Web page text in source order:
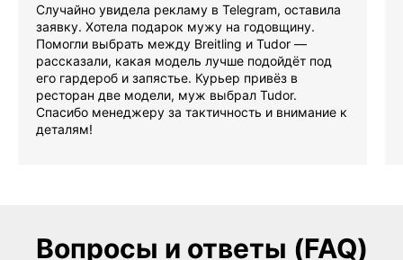
Случайно увидела рекламу в Telegram, оставила
заявку. Хотела подарок мужу на годовщину.
Помогли выбрать между Breitling и Tudor —
рассказали, какая модель лучше подойдёт под
его гардероб и запястье. Курьер привёз в
ресторан две модели, муж выбрал Tudor.
Спасибо менеджеру за тактичность и внимание к
деталям!
Вопросы и ответы (FAQ)